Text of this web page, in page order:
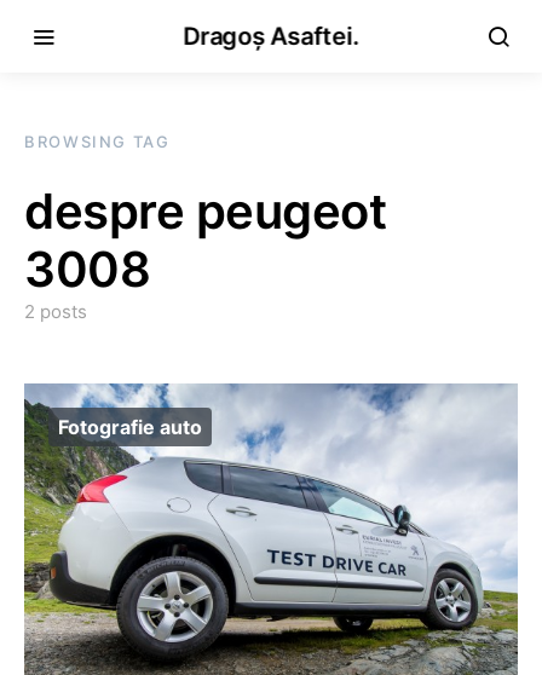
Dragoș Asaftei.
BROWSING TAG
despre peugeot
3008
2 posts
Fotografie auto